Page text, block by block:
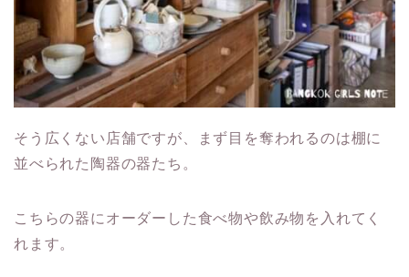
そう広くない店舗ですが、まず目を奪われるのは棚に
並べられた陶器の器たち。
こちらの器にオーダーした食べ物や飲み物を入れてく
れます。